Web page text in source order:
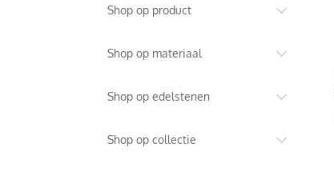
Shop op product
Shop op materiaal
Shop op edelstenen
Shop op collectie